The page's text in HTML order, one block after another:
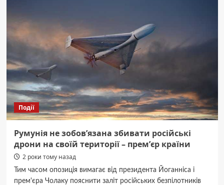
Події
Румунія не зобовʼязана збивати російські
дрони на своїй території – премʼєр країни
2 роки тому назад
Тим часом опозиція вимагає від президента Йоганніса і
прем'єра Чолаку пояснити заліт російських безпілотників